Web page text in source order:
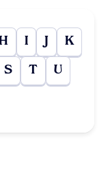
I J K
S T U